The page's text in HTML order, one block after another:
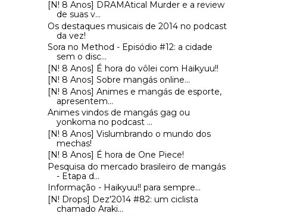
[N! 8 Anos] DRAMAtical Murder e a review
de suas v...
Os destaques musicais de 2014 no podcast
da vez!
Sora no Method - Episódio #12: a cidade
sem o disc...
[N! 8 Anos] É hora do vôlei com Haikyuu!!
[N! 8 Anos] Sobre mangás online...
[N! 8 Anos] Animes e mangás de esporte,
apresentem...
Animes vindos de mangás gag ou
yonkoma no podcast ...
[N! 8 Anos] Vislumbrando o mundo dos
mechas!
[N! 8 Anos] É hora de One Piece!
Pesquisa do mercado brasileiro de mangás
- Etapa d...
Informação - Haikyuu!! para sempre...
[N! Drops] Dez'2014 #82: um ciclista
chamado Araki...